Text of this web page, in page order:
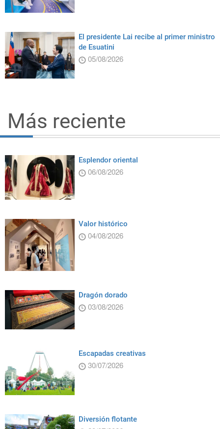
El presidente Lai recibe al primer ministro
de Esuatini
05/08/2026
Más reciente
Esplendor oriental
06/08/2026
Valor histórico
04/08/2026
Dragón dorado
03/08/2026
Escapadas creativas
30/07/2026
Diversión flotante